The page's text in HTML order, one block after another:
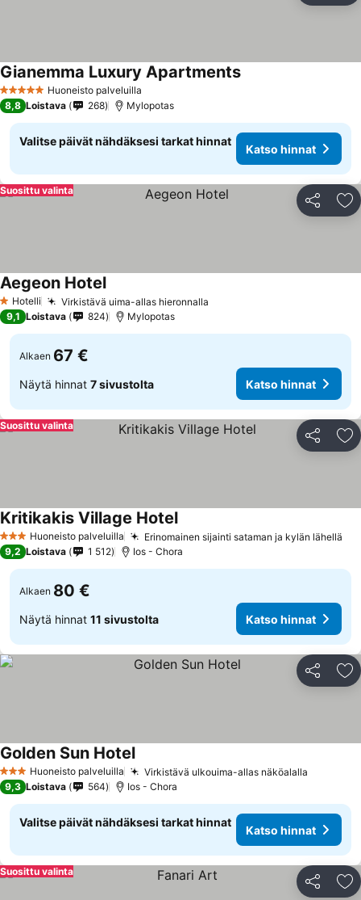
5 TähtiluokitusHuoneisto palveluilla
Gianemma Luxury Apartments
8,8 Loistava 268 Mylopotas
Valitse päivät nähdäksesi tarkat hinnat
Katso hinnat
Jaa
Suosittu valinta
1 Tähtiluokitus
Hotelli Virkistävä uima-allas hieronnalla
Aegeon Hotel
9,1 Loistava 824 Mylopotas
Alkaen 67 €
Näytä hinnat 7 sivustolta Katso hinnat
Jaa
Suosittu valinta
3 Tähtiluokitus
Huoneisto palveluilla Erinomainen sijainti sataman ja kylän lähellä
Kritikakis Village Hotel
9,2 Loistava 1 512 Ios - Chora
Alkaen 80 €
Näytä hinnat 11 sivustolta Katso hinnat
Jaa
3 Tähtiluokitus
Huoneisto palveluilla Virkistävä ulkouima-allas näköalalla
Golden Sun Hotel
9,3 Loistava 564 Ios - Chora
Valitse päivät nähdäksesi tarkat hinnat
Katso hinnat
Jaa
Suosittu valinta